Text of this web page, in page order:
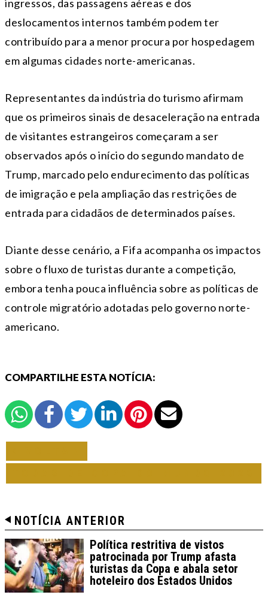
ingressos, das passagens aéreas e dos
deslocamentos internos também podem ter
contribuído para a menor procura por hospedagem
em algumas cidades norte-americanas.
Representantes da indústria do turismo afirmam
que os primeiros sinais de desaceleração na entrada
de visitantes estrangeiros começaram a ser
observados após o início do segundo mandato de
Trump, marcado pelo endurecimento das políticas
de imigração e pela ampliação das restrições de
entrada para cidadãos de determinados países.
Diante desse cenário, a Fifa acompanha os impactos
sobre o fluxo de turistas durante a competição,
embora tenha pouca influência sobre as políticas de
controle migratório adotadas pelo governo norte-
americano.
COMPARTILHE ESTA NOTÍCIA:
NOTÍCIA ANTERIOR
Política restritiva de vistos
patrocinada por Trump afasta
turistas da Copa e abala setor
hoteleiro dos Estados Unidos